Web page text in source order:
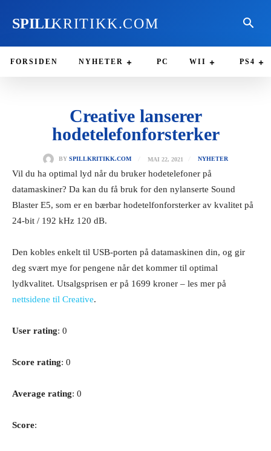
SPILLKRITIKK.COM
FORSIDEN NYHETER PC WII PS4
Creative lanserer
hodetelefonforsterker
BY SPILLKRITIKK.COM MAI 22, 2021 NYHETER
Vil du ha optimal lyd når du bruker hodetelefoner på
datamaskiner? Da kan du få bruk for den nylanserte Sound
Blaster E5, som er en bærbar hodetelfonforsterker av kvalitet på
24-bit / 192 kHz 120 dB.
Den kobles enkelt til USB-porten på datamaskinen din, og gir
deg svært mye for pengene når det kommer til optimal
lydkvalitet. Utsalgsprisen er på 1699 kroner – les mer på
nettsidene til Creative.
User rating: 0
Score rating: 0
Average rating: 0
Score: